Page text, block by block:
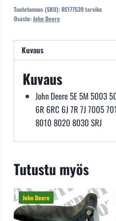
Tuotetunnus (SKU):RE177539 tarvike
Osasto:John Deere
Kuvaus
Kuvaus
John Deere 5E 5M 5003
6R 6RC 6J 7R 7J 7005
8010 8020 8030 SRJ
Tutustu myös